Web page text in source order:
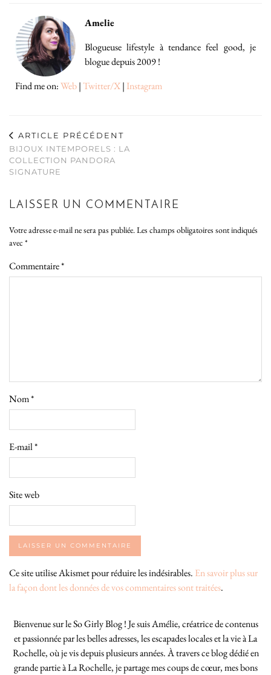
Amelie
Blogueuse lifestyle à tendance feel good, je
blogue depuis 2009 !
Find me on:Web|Twitter/X| Instagram
ARTICLE PRÉCÉDENT
BIJOUX INTEMPORELS : LA
COLLECTION PANDORA
SIGNATURE
LAISSER UN COMMENTAIRE
Votre adresse e-mail ne sera pas publiée.Les champs obligatoires sont indiqués
avec *
Commentaire*
Nom*
E-mail*
Site web
Ce site utilise Akismet pour réduire les indésirables. En savoir plus sur
la façon dont les données de vos commentaires sont traitées.
Bienvenue sur le So Girly Blog ! Je suis Amélie, créatrice de contenus
et passionnée par les belles adresses, les escapades locales et la vie à La
Rochelle, où je vis depuis plusieurs années. À travers ce blog dédié en
grande partie à La Rochelle, je partage mes coups de cœur, mes bons